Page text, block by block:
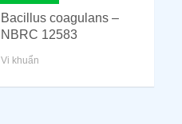
Bacillus coagulans –
NBRC 12583
Vi khuẩn